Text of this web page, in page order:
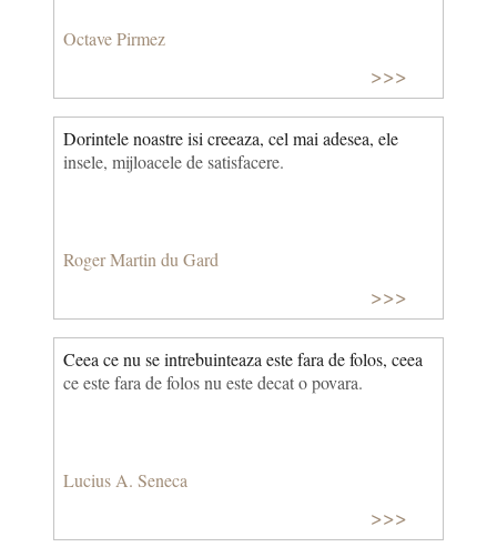
Octave Pirmez
>>>
Dorintele noastre isi creeaza, cel mai adesea, ele
insele, mijloacele de satisfacere.
Roger Martin du Gard
>>>
Ceea ce nu se intrebuinteaza este fara de folos, ceea
ce este fara de folos nu este decat o povara.
Lucius A. Seneca
>>>